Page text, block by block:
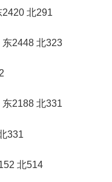
北291
2448 北323
2188 北331
331
北514